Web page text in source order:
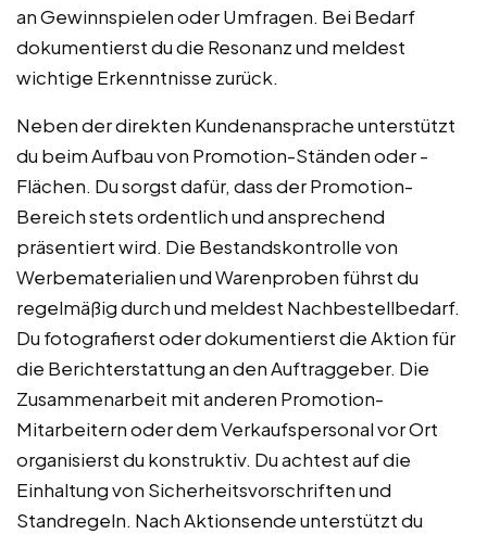
an Gewinnspielen oder Umfragen. Bei Bedarf
dokumentierst du die Resonanz und meldest
wichtige Erkenntnisse zurück.
Neben der direkten Kundenansprache unterstützt
du beim Aufbau von Promotion-Ständen oder -
Flächen. Du sorgst dafür, dass der Promotion-
Bereich stets ordentlich und ansprechend
präsentiert wird. Die Bestandskontrolle von
Werbematerialien und Warenproben führst du
regelmäßig durch und meldest Nachbestellbedarf.
Du fotografierst oder dokumentierst die Aktion für
die Berichterstattung an den Auftraggeber. Die
Zusammenarbeit mit anderen Promotion-
Mitarbeitern oder dem Verkaufspersonal vor Ort
organisierst du konstruktiv. Du achtest auf die
Einhaltung von Sicherheitsvorschriften und
Standregeln. Nach Aktionsende unterstützt du